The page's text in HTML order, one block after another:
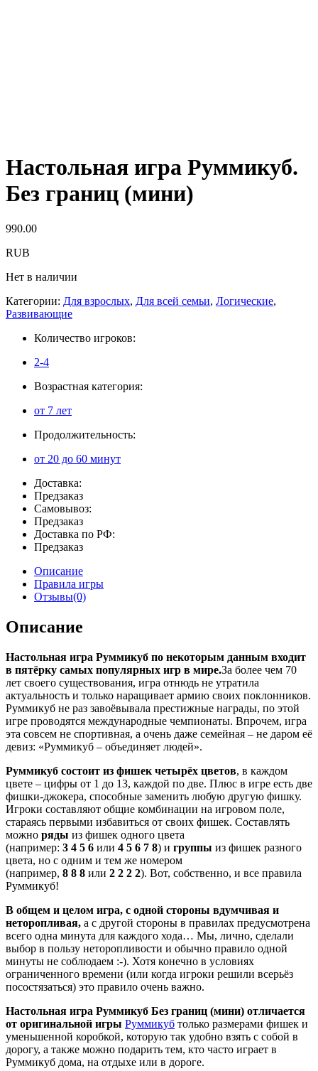
Настольная игра Руммикуб.
Без границ (мини)
990.00
RUB
Нет в наличии
Категории: Для взрослых, Для всей семьи, Логические,
Развивающие
Количество игроков:
2-4
Возрастная категория:
от 7 лет
Продолжительность:
от 20 до 60 минут
Доставка:
Предзаказ
Самовывоз:
Предзаказ
Доставка по РФ:
Предзаказ
Описание
Правила игры
Отзывы(0)
Описание
Настольная игра Руммикуб по некоторым данным входит
в пятёрку самых популярных игр в мире.За более чем 70
лет своего существования, игра отнюдь не утратила
актуальность и только наращивает армию своих поклонников.
Руммикуб не раз завоёвывала престижные награды, по этой
игре проводятся международные чемпионаты. Впрочем, игра
эта совсем не спортивная, а очень даже семейная – не даром её
девиз: «Руммикуб – объединяет людей».
Руммикуб состоит из фишек четырёх цветов, в каждом
цвете – цифры от 1 до 13, каждой по две. Плюс в игре есть две
фишки-джокера, способные заменить любую другую фишку.
Игроки составляют общие комбинации на игровом поле,
стараясь первыми избавиться от своих фишек. Составлять
можно ряды из фишек одного цвета
(например: 3 4 5 6 или 4 5 6 7 8) и группы из фишек разного
цвета, но с одним и тем же номером
(например, 8 8 8 или 2 2 2 2). Вот, собственно, и все правила
Руммикуб!
В общем и целом игра, с одной стороны вдумчивая и
неторопливая, а с другой стороны в правилах предусмотрена
всего одна минута для каждого хода… Мы, лично, сделали
выбор в пользу неторопливости и обычно правило одной
минуты не соблюдаем :-). Хотя конечно в условиях
ограниченного времени (или когда игроки решили всерьёз
посостязаться) это правило очень важно.
Настольная игра Руммикуб Без границ (мини) отличается
от оригинальной игры Руммикуб только размерами фишек и
уменьшенной коробкой, которую так удобно взять с собой в
дорогу, а также можно подарить тем, кто часто играет в
Руммикуб дома, на отдыхе или в дороге.